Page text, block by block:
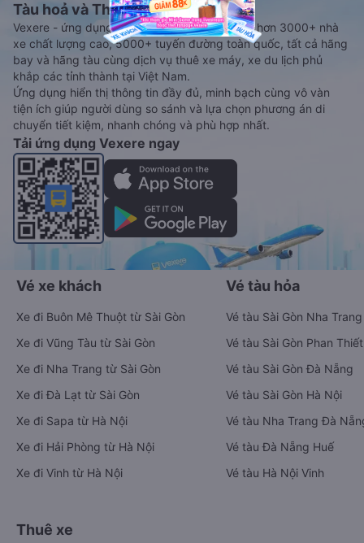
Tàu hoả và Thuê xe
Vexere - ứng dụng đặt vé đa phương tiện với hơn 3000+ nhà
xe chất lượng cao, 5000+ tuyến đường toàn quốc, tất cả hãng
bay và hãng tàu cùng dịch vụ thuê xe máy, xe du lịch phủ
khắp các tỉnh thành tại Việt Nam.
Ứng dụng hiển thị thông tin đầy đủ, minh bạch cùng vô vàn
tiện ích giúp người dùng so sánh và lựa chọn phương án di
chuyển tiết kiệm, nhanh chóng và phù hợp nhất.
Tải ứng dụng Vexere ngay
Vé xe khách
Xe đi Buôn Mê Thuột từ Sài Gòn
Xe đi Vũng Tàu từ Sài Gòn
Xe đi Nha Trang từ Sài Gòn
Xe đi Đà Lạt từ Sài Gòn
Xe đi Sapa từ Hà Nội
Xe đi Hải Phòng từ Hà Nội
Xe đi Vinh từ Hà Nội
Vé tàu hỏa
Vé tàu Sài Gòn Nha Trang
Vé tàu Sài Gòn Phan Thiết
Vé tàu Sài Gòn Đà Nẵng
Vé tàu Sài Gòn Hà Nội
Vé tàu Nha Trang Đà
Vé tàu Đà Nẵng Huế
Vé tàu Hà Nội Vinh
Thuê xe